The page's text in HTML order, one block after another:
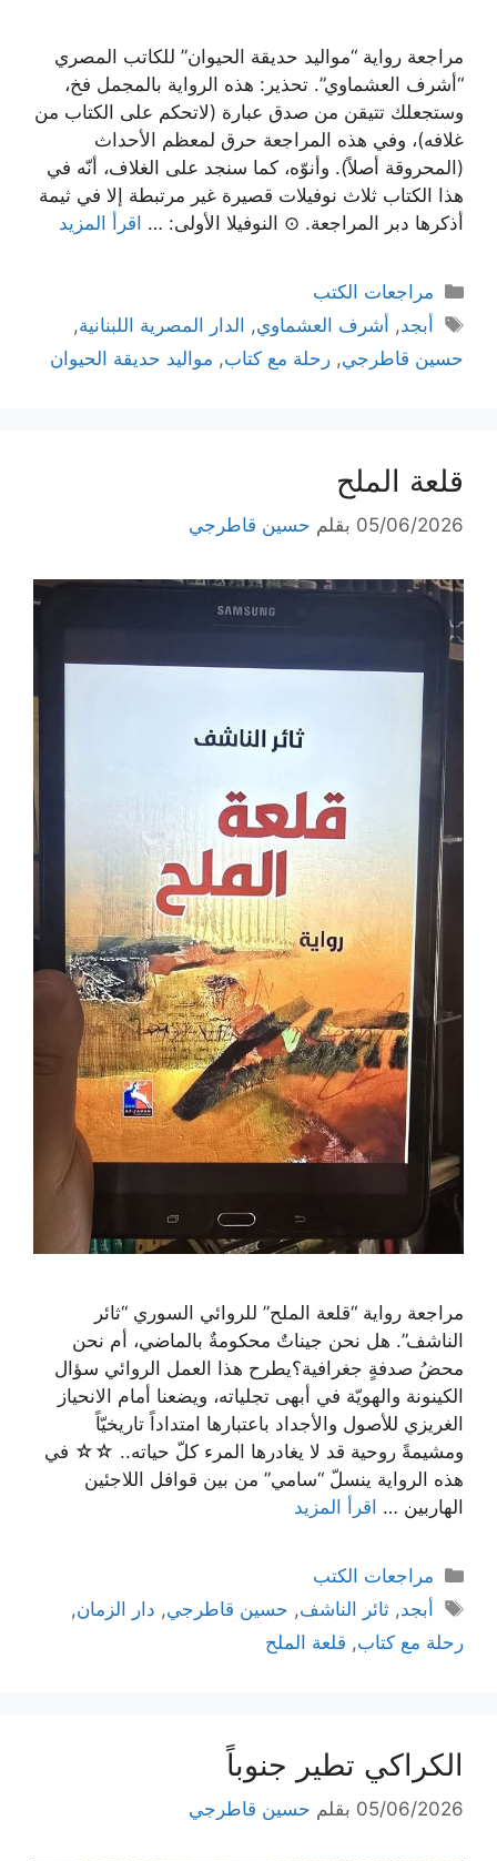
مراجعة رواية “مواليد حديقة الحيوان” للكاتب المصري
“أشرف العشماوي”. تحذير: هذه الرواية بالمجمل فخ،
وستجعلك تتيقن من صدق عبارة (لاتحكم على الكتاب من
غلافه)، وفي هذه المراجعة حرق لمعظم الأحداث
(المحروقة أصلاً). وأنوّه، كما سنجد على الغلاف، أنّه في
هذا الكتاب ثلاث نوفيلات قصيرة غير مرتبطة إلا في ثيمة
أذكرها دبر المراجعة. ⊙ النوفيلا الأولى: … اقرأ المزيد
التصنيفات
مراجعات الكتب
الوسوم
أبجد, أشرف العشماوي, الدار المصرية اللبنانية,
حسين قاطرجي, رحلة مع كتاب, مواليد حديقة الحيوان
قلعة الملح
05/06/2026 بقلم حسين قاطرجي
مراجعة رواية “قلعة الملح” للروائي السوري “ثائر
الناشف”. هل نحن جيناتٌ محكومةٌ بالماضي، أم نحن
محضُ صدفةٍ جغرافية؟يطرح هذا العمل الروائي سؤال
الكينونة والهويّة في أبهى تجلياته، ويضعنا أمام الانحياز
الغريزي للأصول والأجداد باعتبارها امتداداً تاريخيّاً
ومشيمةً روحية قد لا يغادرها المرء كلّ حياته.. ☆☆ في
هذه الرواية ينسلّ “سامي” من بين قوافل اللاجئين
الهاربين … اقرأ المزيد
التصنيفات
مراجعات الكتب
الوسوم
أبجد,ثائر الناشف, حسين قاطرجي, دار الزمان,
رحلة مع كتاب, قلعة الملح
الكراكي تطير جنوباً
05/06/2026 بقلم حسين قاطرجي